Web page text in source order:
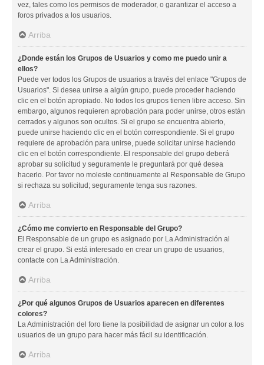
vez, tales como los permisos de moderador, o garantizar el acceso a
foros privados a los usuarios.
Arriba
¿Donde están los Grupos de Usuarios y como me puedo unir a
ellos?
Puede ver todos los Grupos de usuarios a través del enlace "Grupos de
Usuarios". Si desea unirse a algún grupo, puede proceder haciendo
clic en el botón apropiado. No todos los grupos tienen libre acceso. Sin
embargo, algunos requieren aprobación para poder unirse, otros están
cerrados y algunos son ocultos. Si el grupo se encuentra abierto,
puede unirse haciendo clic en el botón correspondiente. Si el grupo
requiere de aprobación para unirse, puede solicitar unirse haciendo
clic en el botón correspondiente. El responsable del grupo deberá
aprobar su solicitud y seguramente le preguntará por qué desea
hacerlo. Por favor no moleste continuamente al Responsable de Grupo
si rechaza su solicitud; seguramente tenga sus razones.
Arriba
¿Cómo me convierto en Responsable del Grupo?
El Responsable de un grupo es asignado por La Administración al
crear el grupo. Si está interesado en crear un grupo de usuarios,
contacte con La Administración.
Arriba
¿Por qué algunos Grupos de Usuarios aparecen en diferentes
colores?
La Administración del foro tiene la posibilidad de asignar un color a los
usuarios de un grupo para hacer más fácil su identificación.
Arriba